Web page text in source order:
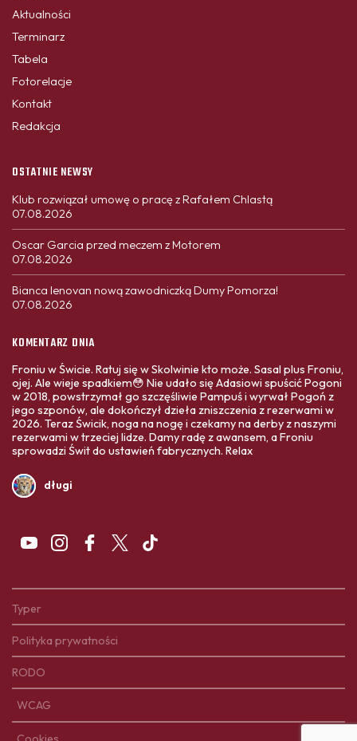
Aktualności
Terminarz
Tabela
Fotorelacje
Kontakt
Redakcja
OSTATNIE NEWSY
Klub rozwiązał umowę o pracę z Rafałem Chlastą
07.08.2026
Oscar Garcia przed meczem z Motorem
07.08.2026
Bianca Ienovan nową zawodniczką Dumy Pomorza!
07.08.2026
KOMENTARZ DNIA
Froniu w Świcie. Ratuj się w Skolwinie kto może. Sasal plus Froniu,
ojej. Ale wieje spadkiem😳 Nie udało się Adasiowi spuścić Pogoni
w 2018, powstrzymał go szczęśliwie Pampuś i wyrwał Pogoń z
jego szponów, ale dokończył dzieła zniszczenia z rezerwami w
2026. Teraz Świcik, noga na nogę i czekamy na derby z naszymi
rezerwami w trzeciej lidze. Damy radę z awansem, a Froniu
sprowadzi Świt do ustawień fabrycznych. Relax
długi
Typer
Polityka prywatności
RODO
WCAG